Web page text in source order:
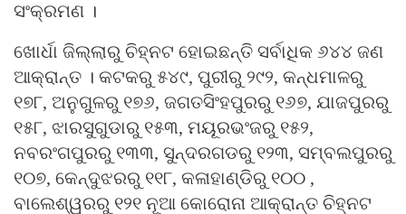
ସଂକ୍ରମଣ ।
ଖୋର୍ଧା ଜିଲ୍ଲାରୁ ଚିହ୍ନଟ ହୋଇଛନ୍ତି ସର୍ବାଧିକ ୬୪୪ ଜଣ
ଆକ୍ରାନ୍ତ । କଟକରୁ ୫୪୯, ପୁରୀରୁ ୨୯୨, କନ୍ଧମାଳରୁ
୧୭୮, ଅନୁଗୁଳରୁ ୧୭୬, ଜଗତସିଂହପୁରରୁ ୧୬୭, ଯାଜପୁରରୁ
୧୫୮, ଝାରସୁଗୁଡାରୁ ୧୫୩, ମୟୂରଭଂଜରୁ ୧୫୨,
ନବରଂଗପୁରରୁ ୧୩୩, ସୁନ୍ଦରଗଡରୁ ୧୨୩, ସମ୍ବଲପୁରରୁ
୧୦୭, କେନ୍ଦୁଝରରୁ ୧୧୮, କଳାହାଣ୍ଡିରୁ ୧୦୦ ,
ବାଲେଶ୍ୱରରୁ ୧୨୧ ନୂଆ କୋରୋନା ଆକ୍ରାନ୍ତ ଚିହ୍ନଟ